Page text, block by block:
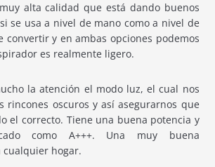
alta calidad que está dando buenos
se usa a nivel de mano como a nivel de
convertir y en ambas opciones podemos
es realmente ligero.
la atención el modo luz, el cual nos
rincones oscuros y así asegurarnos que
el correcto. Tiene una buena potencia y
como A+++. Una muy buena
hogar.